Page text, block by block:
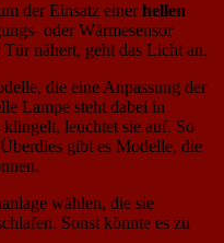
der Einsatz einer hellen
oder Wärmesensor
nähert, geht das Licht an.
die eine Anpassung der
Lampe steht dabei in
leuchtet sie auf. So
gibt es Modelle, die
wählen, die sie
Sonst könnte es zu